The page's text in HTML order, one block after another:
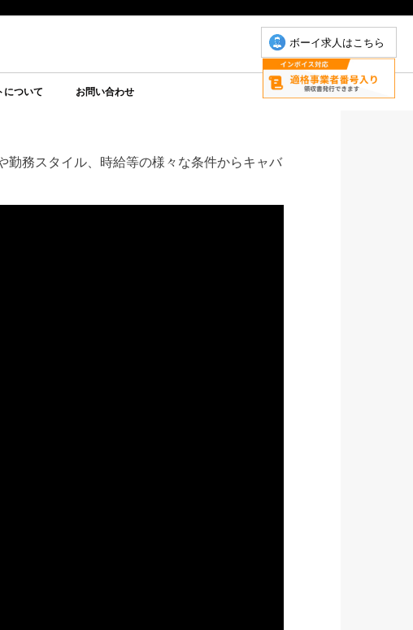
ボーイ求人はこちら
について お問い合わせ
勤務スタイル、時給等の様々な条件からキャバ